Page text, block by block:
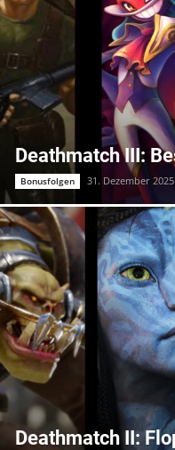
Deathmatch III:
Bonusfolgen 31. Dezember 2025
Deathmatch II: